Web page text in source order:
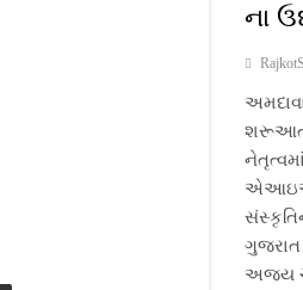
ના
શરૂઆત
ગુજરાત
અજય